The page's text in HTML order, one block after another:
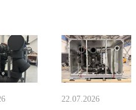
22.07.2026